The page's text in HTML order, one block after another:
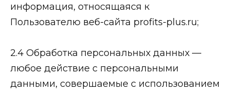
информация, относящаяся к
Пользователю веб-сайта profits-plus.ru;
2.4 Обработка персональных данных —
любое действие с персональными
данными, совершаемые с использованием